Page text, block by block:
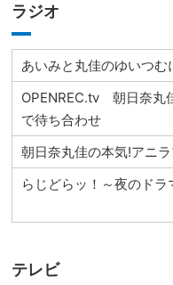
ラジオ
あいみと丸佳のゆいつむ
OPENREC.tv 朝日奈丸
で待ち合わせ
朝日奈丸佳の本気!アニ
らじどらッ！～夜のドラ
テレビ